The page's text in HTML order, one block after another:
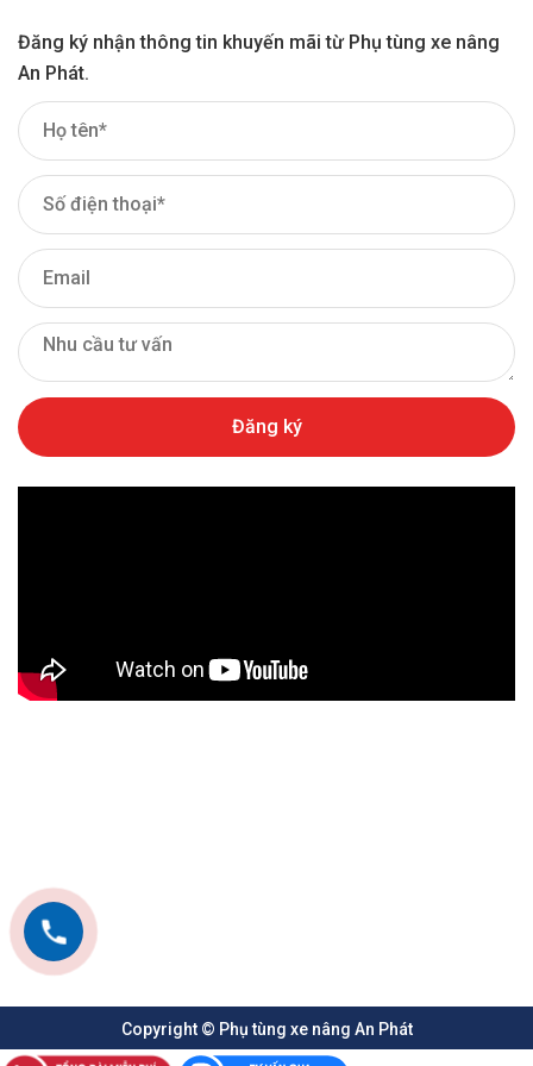
Kim phun xe nâng – Béc phun nhiên liệu xe nâng
Tại sao nên lựa chọn Công ty An Phát cung cấp
Đội ngũ kỹ thuật chuyên nghiệp: Chúng tôi có riêng đội
ngũ kỹ thuật viên chuyên nghiệp được đào tạo từ các
phổ biến đến ít thấy, từ xe ít tấn đến nhiều tấn và đầy đủ
các chi tiết xe nâng.
Sản phẩm chất lượng cao
cấp là hàng chất lượng cao được nhập khẩu từ TVH
thương hiệu chuyên cung cấp phụ tùng xe công nghiệp
Đăng ký nhận thông tin khuyến mãi từ Phụ tùng xe nâng
An Phát.
Copyright © Phụ tùng xe nâng An Phát